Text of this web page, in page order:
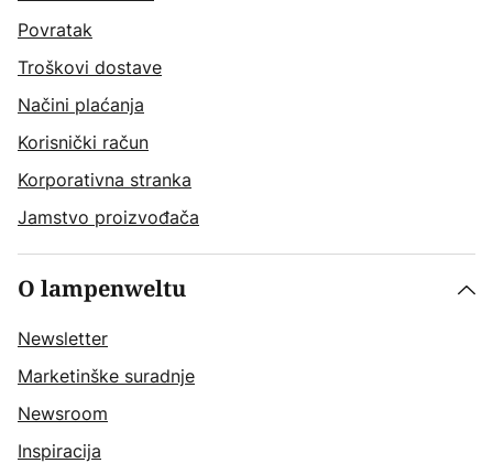
Povratak
Troškovi dostave
Načini plaćanja
Korisnički račun
Korporativna stranka
Jamstvo proizvođača
O lampenweltu
Newsletter
Marketinške suradnje
Newsroom
Inspiracija